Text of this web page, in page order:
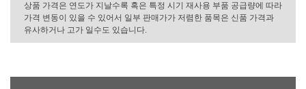
상품 가격은 연도가 지날수록 혹은 특정 시기 재사용 부품 공급량에 따라
가격 변동이 있을 수 있어서 일부 판매가가 저렴한 품목은 신품 가격과
유사하거나 고가 일수도 있습니다.